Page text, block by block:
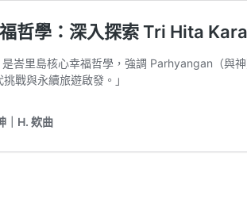
哲學：深入探索 Tri Hita
是峇里島核心幸福哲學，強調 Parhyangan（
戰與永續旅遊啟發。」
｜H. 欸曲